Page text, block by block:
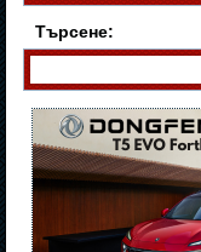
Търсене: